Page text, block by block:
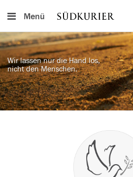
Menü
Wir lassen nur die Hand los,
nicht den Menschen.